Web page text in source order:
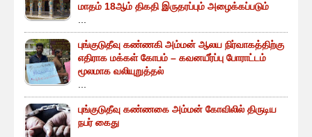
மாதம் 18ஆம் திகதி இருதரப்பும் அழைக்கப்படும்
புங்குடுதீவு கண்ணகி அம்மன் ஆலய நிர்வாகத்திற்கு
எதிராக மக்கள் கோபம் – கவனயீர்ப்பு போராட்டம்
மூலமாக வலியுறுத்தல்
புங்குடுதீவு கண்ணகை அம்மன் கோவிலில் திருடிய
நபர் கைது